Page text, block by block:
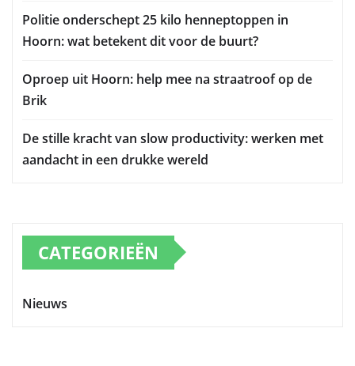
Politie onderschept 25 kilo henneptoppen in
Hoorn: wat betekent dit voor de buurt?
Oproep uit Hoorn: help mee na straatroof op de
Brik
De stille kracht van slow productivity: werken met
aandacht in een drukke wereld
CATEGORIEËN
Nieuws